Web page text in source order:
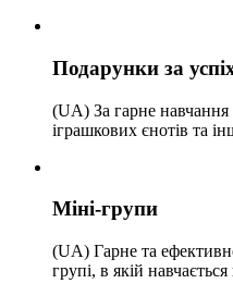
Подарунки за
(UA) За гарне
іграшкових єнотів та
Міні-групи
(UA) Гарне та
групі, в якій